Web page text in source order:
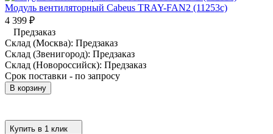
Модуль вентиляторный Cabeus TRAY-FAN2 (11253c)
4 399 ₽
Предзаказ
Склад (Москва): Предзаказ
Склад (Звенигород): Предзаказ
Склад (Новороссийск): Предзаказ
Срок поставки - по запросу
В корзину
Купить в 1 клик